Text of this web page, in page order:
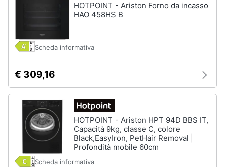
HOTPOINT - Ariston Forno da incasso
HAO 458HS B
Scheda informativa
€ 309,16
HOTPOINT - Ariston HPT 94D BBS IT,
Capacità 9kg, classe C, colore
Black,EasyIron, PetHair Removal |
Profondità mobile 60cm
Scheda informativa